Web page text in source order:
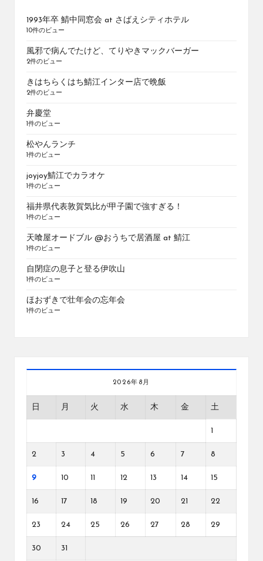
1993年卒 鯖中同窓会 at さばえシティホテル
10件のビュー
風邪で病んでたけど、てりやきマックバーガー
2件のビュー
きはちらくはち鯖江インター店で晩飯
2件のビュー
弁慶堂
1件のビュー
松やんランチ
1件のビュー
joyjoy鯖江でカラオケ
1件のビュー
福井県代表敦賀気比が甲子園で強すぎる！
1件のビュー
天喰屋オードブル @おうちで居酒屋 at 鯖江
1件のビュー
自閉症の息子と登る伊吹山
1件のビュー
ほおずきで壮年会の忘年会
1件のビュー
2026年8月
日 月 火 水 木 金 土
2 3 4 5 6 7 8
9 10 12 13 14 15
16 17 18 19 20 21 22
23 24 25 26 27 28 29
30 31